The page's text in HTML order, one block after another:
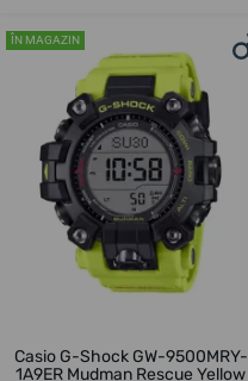
ÎN MAGAZIN
Casio G-Shock GW-9500MRY-
1A9ER Mudman Rescue Yellow